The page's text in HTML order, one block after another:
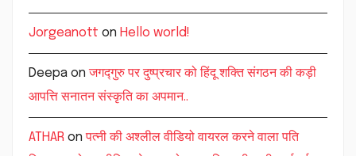
Jorgeanott on Hello world!
Deepa onजगद्गुरु पर दुष्प्रचार को हिंदू शक्ति संगठन की कड़ी
आपत्ति सनातन संस्कृति का अपमान..
ATHAR onपत्नी की अश्लील वीडियो वायरल करने वाला पति